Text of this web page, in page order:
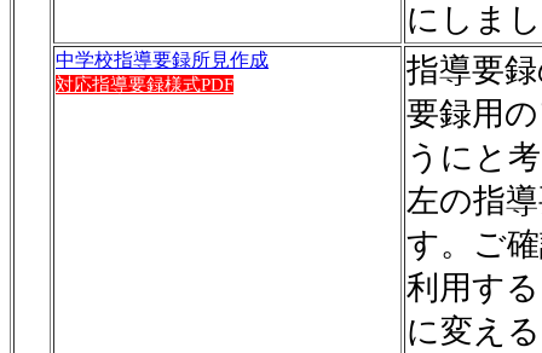
にしま
中学校指導要録所見作成
対応指導要録様式PDF
指導要
要録用
うにと
左の指
す。ご
利用す
に変え